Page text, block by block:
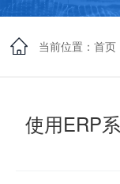
当前位置：首页
使用ERP